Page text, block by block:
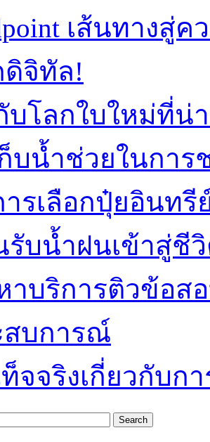
เส้นทางสู่
ดิจิทัล!
บโลกใบใหม่ที่น่
ก็บน้ำช่วยในกา
รเลือกปุ๋ยอินทรี
รับน้ำฝนเข้าสู่ชี
าบริการติวข้อส
สบการณ์
จจริงเกี่ยวกับก